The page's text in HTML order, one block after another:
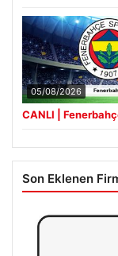
05/08/2026
CANLI |
Son Eklenen